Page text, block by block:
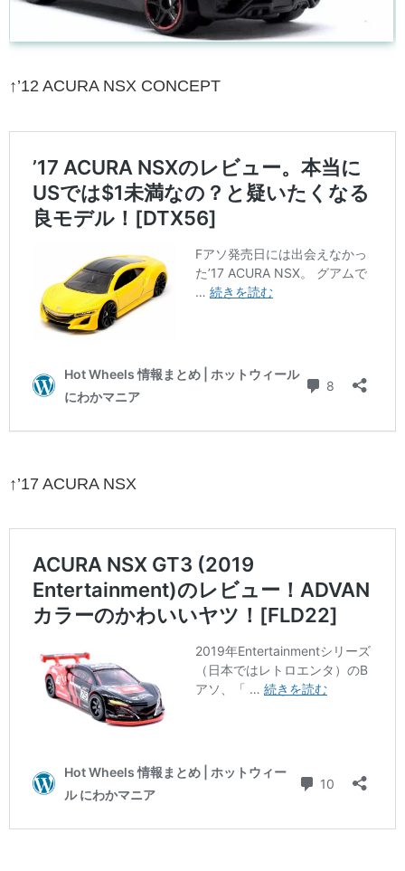
↑’12 ACURA NSX CONCEPT
↑’17 ACURA NSX